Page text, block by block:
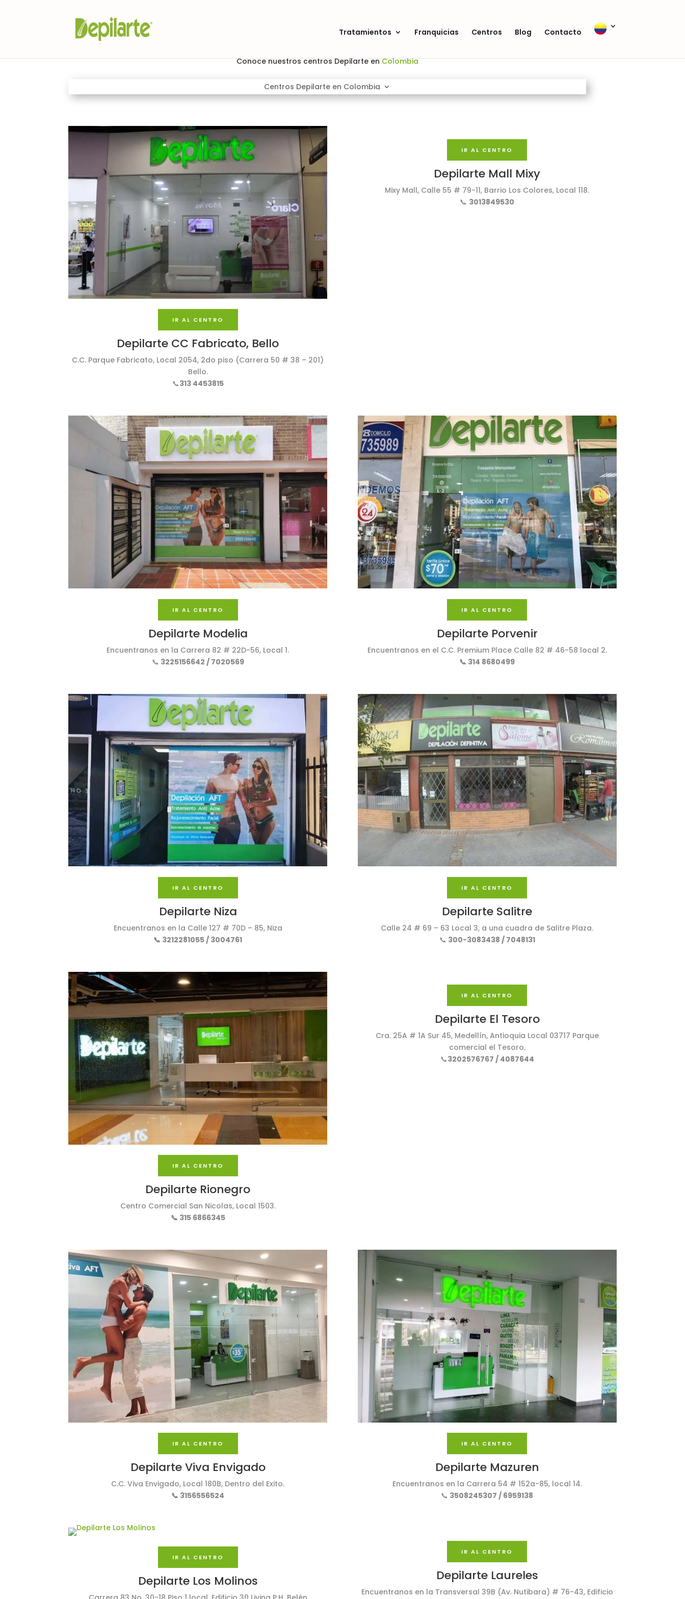
Tratamientos Franquicias Centros Blog Contacto
Conoce nuestros centros Depilarte en Colombia
Centros Depilarte en Colombia
IR AL CENTRO
Depilarte CC Fabricato, Bello
C.C. Parque Fabricato, Local 2054, 2do piso (Carrera 50 # 38 – 201)
Bello.
📞313 4453815
IR AL CENTRO
Depilarte Mall Mixy
Mixy Mall, Calle 55 # 79-11, Barrio Los Colores, Local 118.
📞 3013849530
IR AL CENTRO
Depilarte Modelia
Encuentranos en la Carrera 82 # 22D-56, Local 1.
📞 3225156642 / 7020569
IR AL CENTRO
Depilarte Porvenir
Encuentranos en el C.C. Premium Place Calle 82 # 46-58 local 2.
📞 314 8680499
IR AL CENTRO
Depilarte Niza
Encuentranos en la Calle 127 # 70D – 85, Niza
📞 3212281055 / 3004761
IR AL CENTRO
Depilarte Salitre
Calle 24 # 69 – 63 Local 3, a una cuadra de Salitre Plaza.
📞 300-3083438 / 7048131
IR AL CENTRO
Depilarte Rionegro
Centro Comercial San Nicolas, Local 1503.
📞 315 6866345
IR AL CENTRO
Depilarte El Tesoro
Cra. 25A # 1A Sur 45, Medellí­n, Antioquia Local 03717 Parque
comercial el Tesoro.
📞3202576767 / 4087644
IR AL CENTRO
Depilarte Viva Envigado
C.C. Viva Envigado, Local 180B, Dentro del Exito.
📞 3156556524
IR AL CENTRO
Depilarte Mazuren
Encuentranos en la Carrera 54 # 152a-85, local 14.
📞 3508245307 / 6959138
IR AL CENTRO
Depilarte Los Molinos
IR AL CENTRO
Depilarte Laureles
Encuentranos en la Transversal 39B (Av. Nutibara) # 76-43, Edificio